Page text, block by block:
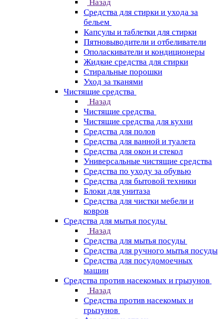
Назад
Средства для стирки и ухода за
бельем
Капсулы и таблетки для стирки
Пятновыводители и отбеливатели
Ополаскиватели и кондиционеры
Жидкие средства для стирки
Стиральные порошки
Уход за тканями
Чистящие средства
Назад
Чистящие средства
Чистящие средства для кухни
Средства для полов
Средства для ванной и туалета
Средства для окон и стекол
Универсальные чистящие средства
Средства по уходу за обувью
Средства для бытовой техники
Блоки для унитаза
Средства для чистки мебели и
ковров
Средства для мытья посуды
Назад
Средства для мытья посуды
Средства для ручного мытья посуды
Средства для посудомоечных
машин
Средства против насекомых и грызунов
Назад
Средства против насекомых и
грызунов